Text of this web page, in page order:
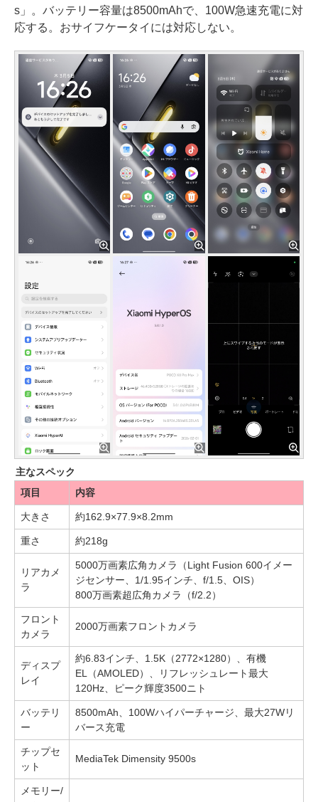
s」。バッテリー容量は8500mAhで、100W急速充電に対
応する。おサイフケータイには対応しない。
主なスペック
項目
内容
大きさ 約162.9×77.9×8.2mm
重さ 約218g
リアカメ
ラ
5000万画素広角カメラ（Light Fusion 600イメー
ジセンサー、1/1.95インチ、f/1.5、OIS）
800万画素超広角カメラ（f/2.2）
フロント
カメラ
2000万画素フロントカメラ
ディスプ
レイ
約6.83インチ、1.5K（2772×1280）、有機
EL（AMOLED）、リフレッシュレート最大
120Hz、ピーク輝度3500ニト
バッテリ
ー
8500mAh、100Wハイパーチャージ、最大27Wリ
バース充電
チップセ
ット
MediaTek Dimensity 9500s
メモリー/